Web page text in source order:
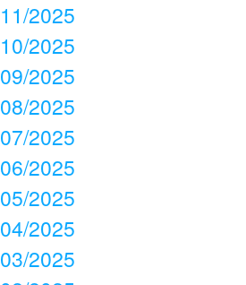
11/2025
10/2025
09/2025
08/2025
07/2025
06/2025
05/2025
04/2025
03/2025